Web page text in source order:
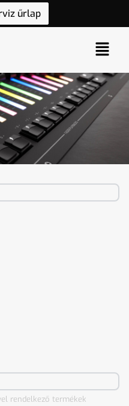
űrlap
rendelkező termékek